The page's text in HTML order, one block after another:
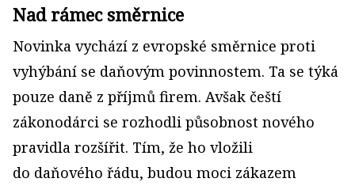
Nad rámec směrnice
Novinka vychází z evropské směrnice proti
vyhýbání se daňovým povinnostem. Ta se týká
pouze daně z příjmů firem. Avšak čeští
zákonodárci se rozhodli působnost nového
pravidla rozšířit. Tím, že ho vložili
do daňového řádu, budou moci zákazem